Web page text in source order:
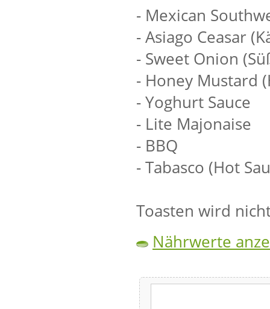
- Mexican
- Asiago Ceasar
- Sweet Onion
- Honey Mustard
- Yoghurt Sauce
- Lite Majonaise
- BBQ
- Tabasco (Hot
Toasten wird
Nährwerte